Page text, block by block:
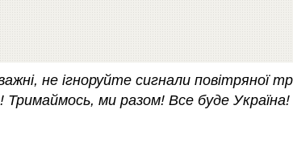
не ігноруйте сигнали повітряної
Тримаймось, ми разом! Все буде Україна!